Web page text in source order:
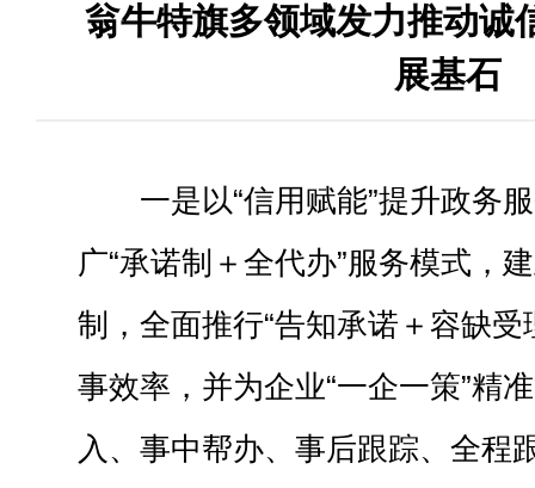
翁牛特旗多领域发力推动诚
展基石
一是以“信用赋能”提升政务
广“承诺制＋全代办”服务模式，
制，全面推行“告知承诺＋容缺受
事效率，并为企业“一企一策”精
入、事中帮办、事后跟踪、全程